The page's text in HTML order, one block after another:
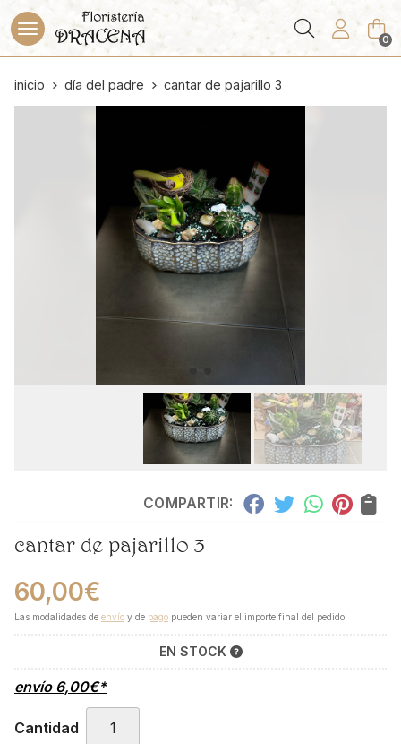
Buscar 0
inicio día del padre cantar de pajarillo 3
COMPARTIR:
cantar de pajarillo 3
60,00€
Las modalidades de envío y de pago pueden variar el importe final del pedido.
EN STOCK
envío 6,00€*
Cantidad